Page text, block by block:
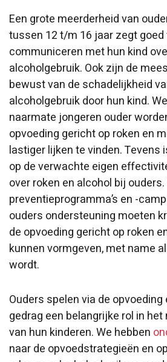
Een grote meerderheid van
tussen 12 t/m 16 jaar zegt goed
communiceren met hun kind
alcoholgebruik. Ook zijn de
bewust van de schadelijkheid
alcoholgebruik door hun kind.
naarmate jongeren ouder
opvoeding gericht op roken en
lastiger lijken te vinden. Tevens
op de verwachte eigen
over roken en alcohol bij ouders.
preventieprogramma’s en -
ouders ondersteuning moeten
de opvoeding gericht op roken
kunnen vormgeven, met name
wordt.
Ouders spelen via de opvoeding
gedrag een belangrijke rol in
van hun kinderen. We hebben
naar de opvoedstrategieën en